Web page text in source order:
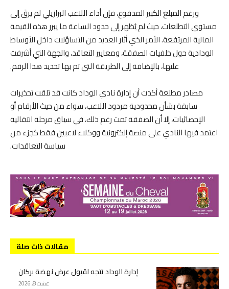
ورغم المبلغ الكبير المدفوع، فإن أداء اللاعب البرازيلي لم يرقَ إلى
مستوى التطلعات، حيث لم يُظهر إلى حدود الساعة ما يبرر هذه القيمة
المالية المرتفعة. الأمر الذي أثار العديد من التساؤلات داخل الأوساط
الودادية حول خلفيات الصفقة، ومعايير التعاقد، والجهة التي أشرفت
عليها، بالإضافة إلى الطريقة التي تم بها تحديد هذا الرقم.
مصادر مطلعة أكدت أن إدارة نادي الوداد كانت قد تلقت تحذيرات
سابقة بشأن محدودية مردود اللاعب، سواء من حيث الأرقام أو
الإحصائيات، إلا أن الصفقة تمت رغم ذلك، في سياق مرحلة انتقالية
اعتمد فيها النادي على منصة إلكترونية ووكلاء لاعبين فقط كجزء من
سياسة التعاقدات.
مقالات ذات صلة
إدارة الوداد تتجه لقبول عرض نهضة بركان
غشت 8, 2026